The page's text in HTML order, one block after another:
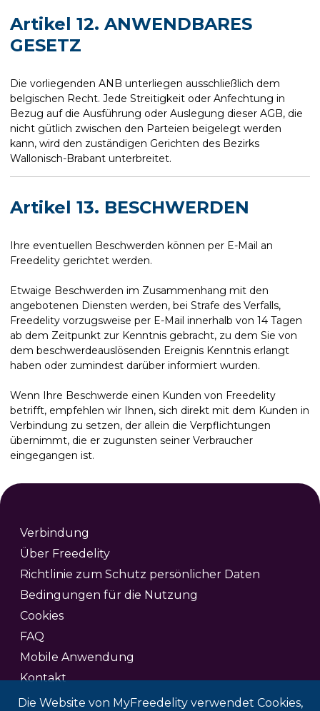
Die Website von MyFreedelity verwendet Cookies,
Artikel 12. ANWENDBARES
GESETZ
Die vorliegenden ANB unterliegen ausschließlich dem
belgischen Recht. Jede Streitigkeit oder Anfechtung in
Bezug auf die Ausführung oder Auslegung dieser AGB, die
nicht gütlich zwischen den Parteien beigelegt werden
kann, wird den zuständigen Gerichten des Bezirks
Wallonisch-Brabant unterbreitet.
Artikel 13. BESCHWERDEN
Ihre eventuellen Beschwerden können per E-Mail an
Freedelity gerichtet werden.
Etwaige Beschwerden im Zusammenhang mit den
angebotenen Diensten werden, bei Strafe des Verfalls,
Freedelity vorzugsweise per E-Mail innerhalb von 14 Tagen
ab dem Zeitpunkt zur Kenntnis gebracht, zu dem Sie von
dem beschwerdeauslösenden Ereignis Kenntnis erlangt
haben oder zumindest darüber informiert wurden.
Wenn Ihre Beschwerde einen Kunden von Freedelity
betrifft, empfehlen wir Ihnen, sich direkt mit dem Kunden in
Verbindung zu setzen, der allein die Verpflichtungen
übernimmt, die er zugunsten seiner Verbraucher
eingegangen ist.
Verbindung
Über Freedelity
Richtlinie zum Schutz persönlicher Daten
Bedingungen für die Nutzung
Cookies
FAQ
Mobile Anwendung
Kontakt